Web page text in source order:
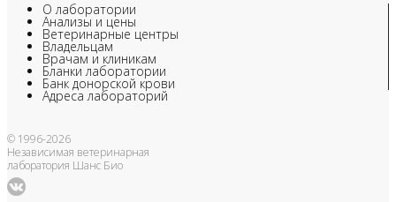
О лаборатории
Анализы и цены
Ветеринарные центры
Владельцам
Врачам и клиникам
Бланки лаборатории
Банк донорской крови
Адреса лабораторий
© 1996-2026
Независимая ветеринарная
лаборатория Шанс Био